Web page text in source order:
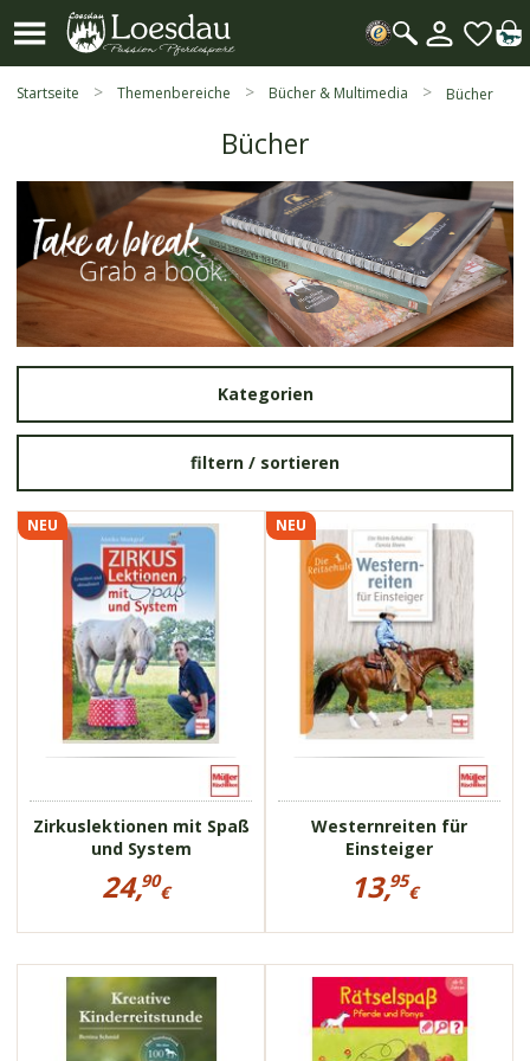
Suche
öffnen
Mein
Startseite Themenbereiche Bücher & Multimedia Bücher
Bücher
Kategorien
filtern / sortieren
NEU
Zirkuslektionen mit Spaß
und System
Preisinformationen
mit
und
24,90
€
€
1137560 NEU
Westernreiten für
Einsteiger
Preisinformationen
für
13,95
€
€
1137561
113147 113420